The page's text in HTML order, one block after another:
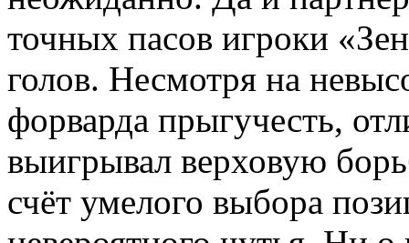
точных пасов игроки
голов. Несмотря на
форварда прыгучесть,
выигрывал верховую
счёт умелого выбора